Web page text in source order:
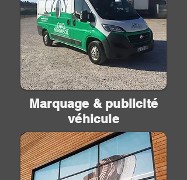
Marquage & publicité
véhicule